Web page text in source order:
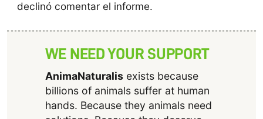
declinó comentar el informe.
WE NEED YOUR SUPPORT
AnimaNaturalisexists because
billions of animals suffer at human
hands. Because they animals need